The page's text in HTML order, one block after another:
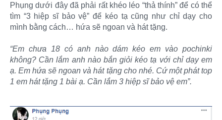
Phụng dưới đây đã phải rất khéo léo “thả thính” để có thể
tìm “3 hiệp sĩ bảo vệ” để kéo tạ cũng như chỉ dạy cho
mình bằng cách… hứa sẽ ngoan và hát tặng.
“Em chưa 18 có anh nào dám kéo em vào pochinki
không? Cần lắm anh nào bắn giỏi kéo tạ với chỉ dạy em
ạ. Em hứa sẽ ngoan và hát tặng cho nhé. Cứ một phát top
1 em hát tặng 1 bài ạ. Cần lắm 3 hiệp sĩ bảo vệ em”.